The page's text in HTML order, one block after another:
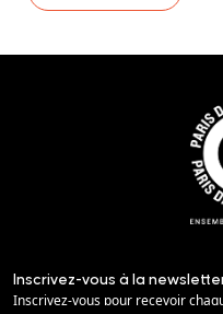
Inscrivez-vous à la
Inscrivez-vous pour recevoir